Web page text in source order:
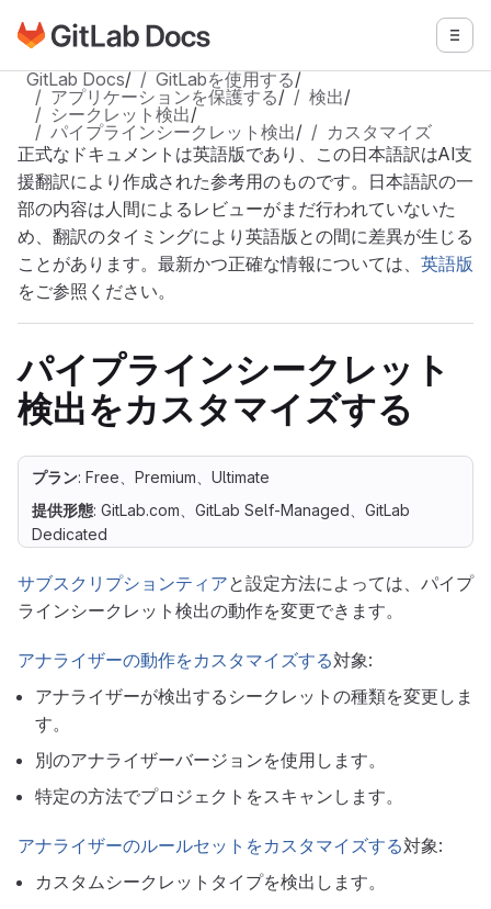
メインコンテンツにスキップ
GitLabドキュメントのホームページに移動 メニ
GitLab Docs/ GitLabを使用する/
アプリケーションを保護する/ 検出/
シークレット検出/
パイプラインシークレット検出/
カスタマイズ
正式なドキュメントは英語版であり、この日本語訳はAI支
援翻訳により作成された参考用のものです。日本語訳の一
部の内容は人間によるレビューがまだ行われていないた
め、翻訳のタイミングにより英語版との間に差異が生じる
ことがあります。最新かつ正確な情報については、 英語版
をご参照ください。
パイプラインシークレット
検出をカスタマイズする
プラン: Free、Premium、Ultimate
提供形態: GitLab.com、GitLab Self-Managed、GitLab
Dedicated
サブスクリプションティアと設定方法によっては、パイプ
ラインシークレット検出の動作を変更できます。
アナライザーの動作をカスタマイズする対象:
アナライザーが検出するシークレットの種類を変更しま
す。
別のアナライザーバージョンを使用します。
特定の方法でプロジェクトをスキャンします。
アナライザーのルールセットをカスタマイズする対象:
カスタムシークレットタイプを検出します。